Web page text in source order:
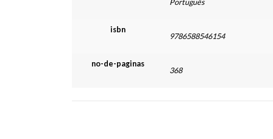
Português
isbn
9786588546154
no-de-paginas
368